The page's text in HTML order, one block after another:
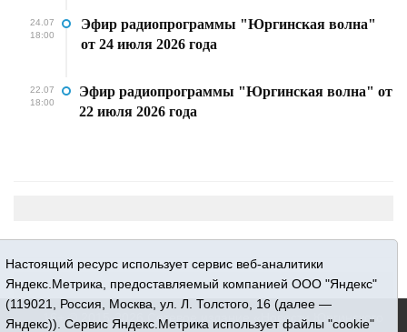
24.07
18:00
Эфир радиопрограммы "Юргинская волна"
от 24 июля 2026 года
22.07
18:00
Эфир радиопрограммы "Юргинская волна" от
22 июля 2026 года
16+ © 2015-2026 Сетевое издание «Новости Юргинского
Настоящий ресурс использует сервис веб-аналитики
Яндекс.Метрика, предоставляемый компанией ООО "Яндекс"
(119021, Россия, Москва, ул. Л. Толстого, 16 (далее —
Яндекс)). Сервис Яндекс.Метрика использует файлы "cookie"